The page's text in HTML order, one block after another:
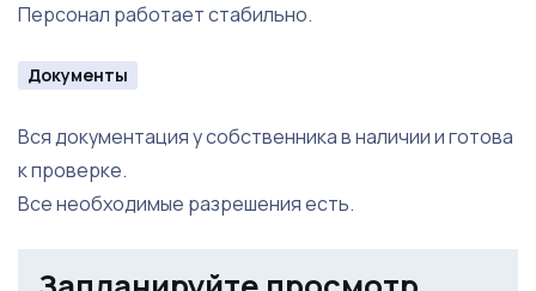
Персонал работает стабильно.
Документы
Вся документация у собственника в наличии и готова
к проверке.
Все необходимые разрешения есть.